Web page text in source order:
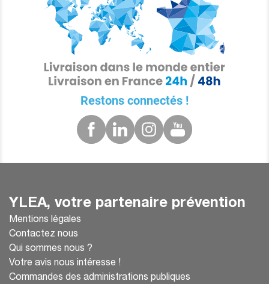
Restons connectés !
YLEA, votre partenaire prévention
Mentions légales
Contactez nous
Qui sommes nous ?
Votre avis nous intéresse !
Commandes des administrations publiques